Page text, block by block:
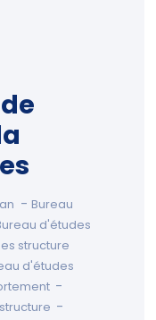
- Bureau
d'études
structure
d'études
-
-